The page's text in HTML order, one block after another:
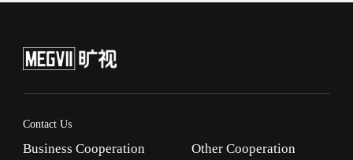
Contact Us
Business Cooperation Other Cooperation